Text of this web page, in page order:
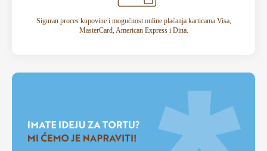
Siguran proces kupovine i mogućnost online plaćanja karticama Visa,
MasterCard, American Express i Dina.